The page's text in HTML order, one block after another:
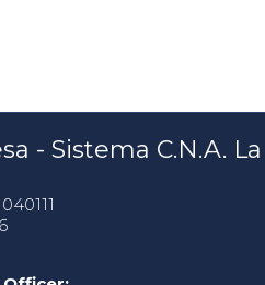
- Sistema C.N.A. La